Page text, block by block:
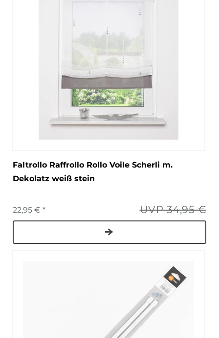
Faltrollo Raffrollo Rollo Voile Scherli m.
Dekolatz weiß stein
UVP 34,95 €
22,95 € *